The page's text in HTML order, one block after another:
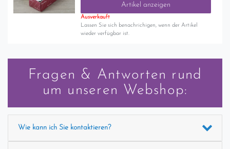
Artikel anzeigen
Ausverkauft
Lassen Sie sich benachrichigen, wenn der Artikel
wieder verfügbar ist.
Fragen & Antworten rund
um unseren Webshop:
Wie kann ich Sie kontaktieren?